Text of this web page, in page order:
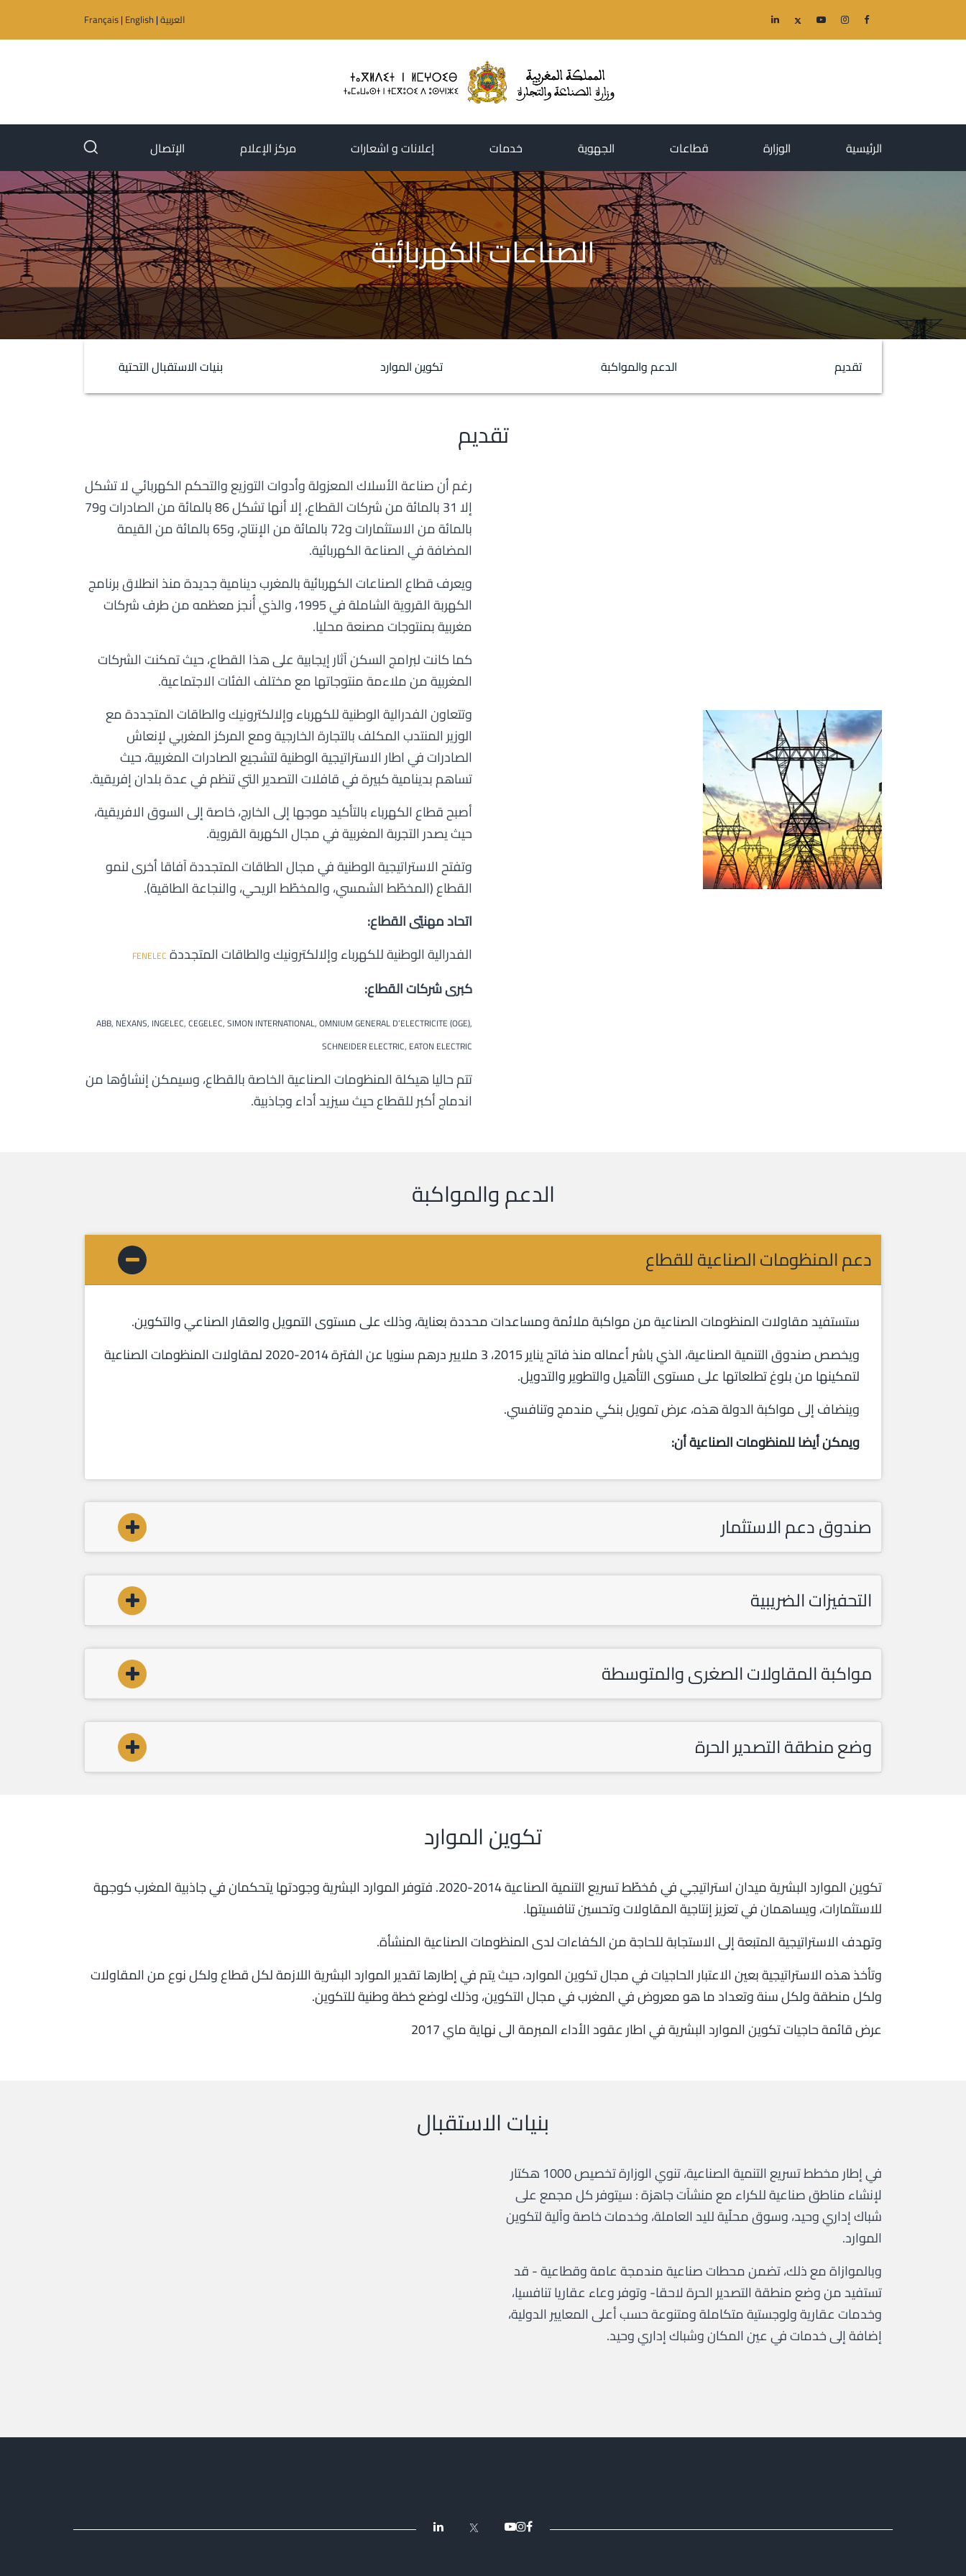
العربية|
Français| English
الرئيسية
(current) الوزارة(current) قطاعات
(current) الجهوية
(current) خدمات
(current) إعلانات و اشعارات(current) مركز الإعلام الإتصال
(current)
الصناعات الكهربائية
تقديم الدعم والمواكبة تكوين الموارد بنيات الاستقبال التحتية
تقديم
رغم أن صناعة الأسلاك المعزولة وأدوات التوزيع والتحكم الكهربائي لا تشكل
إلا 31 بالمائة من شركات القطاع، إلا أنها تشكل 86 بالمائة من الصادرات و79
بالمائة من الاستثمارات و72 بالمائة من الإنتاج، و65 بالمائة من القيمة
المضافة في الصناعة الكهربائية.
ويعرف قطاع الصناعات الكهربائية بالمغرب دينامية جديدة منذ انطلاق برنامج
الكهربة القروية الشاملة في 1995، والذي أُنجز معظمه من طرف شركات
مغربية بمنتوجات مصنعة محليا.
كما كانت لبرامج السكن آثار إيجابية على هذا القطاع، حيث تمكنت الشركات
المغربية من ملاءمة منتوجاتها مع مختلف الفئات الاجتماعية.
وتتعاون الفدرالية الوطنية للكهرباء وإلالكترونيك والطاقات المتجددة مع
الوزير المنتدب المكلف بالتجارة الخارجية ومع المركز المغربي لإنعاش
الصادرات في اطار الاستراتيجية الوطنية لتشجيع الصادرات المغربية، حيث
تساهم بدينامية كبيرة في قافلات التصدير التي تنظم في عدة بلدان إفريقية.
أصبح قطاع الكهرباء بالتأكيد موجها إلى الخارج، خاصة إلى السوق الافريقية،
حيث يصدر التجربة المغربية في مجال الكهربة القروية.
وتفتح الاستراتيجية الوطنية في مجال الطاقات المتجددة آفاقا أخرى لنمو
القطاع (المخطّط الشمسي، والمخطّط الريحي، والنجاعة الطاقية).
اتحاد مهنيّي القطاع:
الفدرالية الوطنية للكهرباء وإلالكترونيك والطاقات المتجددة FENELEC
كبرى شركات القطاع:
ABB, NEXANS, INGELEC, CEGELEC, SIMON INTERNATIONAL, OMNIUM GENERAL D’ELECTRICITE (OGE),
SCHNEIDER ELECTRIC, EATON ELECTRIC
تتم حاليا هيكلة المنظومات الصناعية الخاصة بالقطاع، وسيمكن إنشاؤها من
اندماج أكبر للقطاع حيث سيزيد أداء وجاذبية.
الدعم والمواكبة
دعم المنظومات الصناعية للقطاع
ستستفيد مقاولات المنظومات الصناعية من مواكبة ملائمة ومساعدات محددة بعناية، وذلك على مستوى التمويل والعقار الصناعي والتكوين.
ويخصص صندوق التنمية الصناعية، الذي باشر أعماله منذ فاتح يناير 2015، 3 ملايير درهم سنويا عن الفترة 2014-2020 لمقاولات المنظومات الصناعية
لتمكينها من بلوغ تطلعاتها على مستوى التأهيل والتطوير والتدويل.
وينضاف إلى مواكبة الدولة هذه، عرض تمويل بنكي مندمج وتنافسي.
ويمكن أيضا للمنظومات الصناعية أن:
صندوق دعم الاستثمار
التحفيزات الضريبية
مواكبة المقاولات الصغرى والمتوسطة
وضع منطقة التصدير الحرة
تكوين الموارد
تكوين الموارد البشرية ميدان استراتيجي في مُخطّط تسريع التنمية الصناعية 2014-2020. فتوفر الموارد البشرية وجودتها يتحكمان في جاذبية المغرب كوجهة
للاستثمارات، ويساهمان في تعزيز إنتاجية المقاولات وتحسين تنافسيتها.
وتهدف الاستراتيجية المتبعة إلى الاستجابة للحاجة من الكفاءات لدى المنظومات الصناعية المنشأة.
وتأخذ هذه الاستراتيجية بعين الاعتبار الحاجيات في مجال تكوين الموارد، حيث يتم في إطارها تقدير الموارد البشرية اللازمة لكل قطاع ولكل نوع من المقاولات
ولكل منطقة ولكل سنة وتعداد ما هو معروض في المغرب في مجال التكوين، وذلك لوضع خطة وطنية للتكوين.
عرض قائمة حاجيات تكوين الموارد البشرية في اطار عقود الأداء المبرمة الى نهاية ماي 2017
بنيات الاستقبال
في إطار مخطط تسريع التنمية الصناعية، تنوي الوزارة تخصيص 1000 هكتار
لإنشاء مناطق صناعية للكراء مع منشآت جاهزة : سيتوفر كل مجمع على
شباك إداري وحيد، وسوق محلّية لليد العاملة، وخدمات خاصة وآلية لتكوين
الموارد.
وبالموازاة مع ذلك، تضمن محطات صناعية مندمجة عامة وقطاعية - قد
تستفيد من وضع منطقة التصدير الحرة لاحقا- وتوفر وعاء عقاريا تنافسيا،
وخدمات عقارية ولوجستية متكاملة ومتنوعة حسب أعلى المعايير الدولية،
إضافة إلى خدمات في عين المكان وشباك إداري وحيد.